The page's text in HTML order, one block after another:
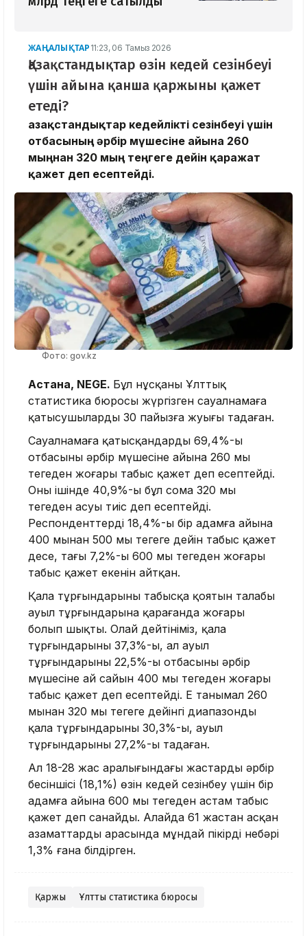
ЖАҢАЛЫҚТАР 11:23, 06 Тамыз 2026
Қазақстандықтар өзін кедей сезінбеуі
үшін айына қанша қаржыны қажет
етеді?
Қазақстандықтар кедейлікті сезінбеуі үшін
отбасының әрбір мүшесіне айына 260
мыңнан 320 мың теңгеге дейін қаражат
қажет деп есептейді.
Фото: gov.kz
Астана, NEGE. Бұл нұсқаны Ұлттық
статистика бюросы жүргізген сауалнамаға
қатысушылардың 30 пайызға жуығы таңдаған.
Сауалнамаға қатысқандардың 69,4%-ы
отбасының әрбір мүшесіне айына 260 мың
теңгеден жоғары табыс қажет деп есептейді.
Оның ішінде 40,9%-ы бұл сома 320 мың
теңгеден асуы тиіс деп есептейді.
Респонденттердің 18,4%-ы бір адамға айына
400 мыңнан 500 мың теңгеге дейін табыс қажет
десе, тағы 7,2%-ы 600 мың теңгеден жоғары
табыс қажет екенін айтқан.
Қала тұрғындарының табысқа қоятын талабы
ауыл тұрғындарына қарағанда жоғары
болып шықты. Олай дейтініміз, қала
тұрғындарының 37,3%-ы, ал ауыл
тұрғындарының 22,5%-ы отбасының әрбір
мүшесіне ай сайын 400 мың теңгеден жоғары
табыс қажет деп есептейді. Ең танымал 260
мыңнан 320 мың теңгеге дейінгі диапазонды
қала тұрғындарының 30,3%-ы, ауыл
тұрғындарының 27,2%-ы таңдаған.
Ал 18-28 жас аралығындағы жастардың әрбір
бесіншісі (18,1%) өзін кедей сезінбеу үшін бір
адамға айына 600 мың теңгеден астам табыс
қажет деп санайды. Алайда 61 жастан асқан
азаматтардың арасында мұндай пікірді небәрі
1,3% ғана білдірген.
Қаржы Ұлттық статистика бюросы